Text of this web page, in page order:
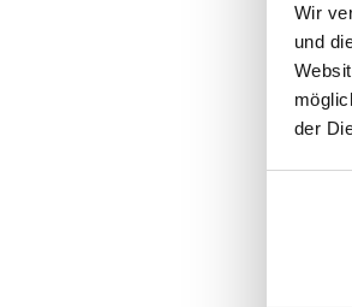
Wir
und
der